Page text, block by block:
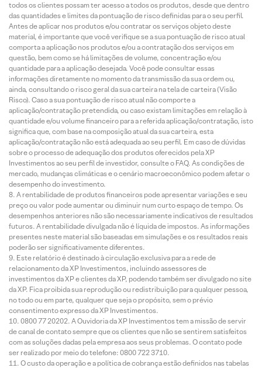
todos os clientes possam ter acesso a todos os produtos, desde que dentro
das quantidades e limites da pontuação de risco definidas para o seu perfil.
Antes de aplicar nos produtos e/ou contratar os serviços objeto deste
material, é importante que você verifique se a sua pontuação de risco atual
comporta a aplicação nos produtos e/ou a contratação dos serviços em
questão, bem como se há limitações de volume, concentração e/ou
quantidade para a aplicação desejada. Você pode consultar essas
informações diretamente no momento da transmissão da sua ordem ou,
ainda, consultando o risco geral da sua carteira na tela de carteira (Visão
Risco). Caso a sua pontuação de risco atual não comporte a
aplicação/contratação pretendida, ou caso existam limitações em relação à
quantidade e/ou volume financeiro para a referida aplicação/contratação, isto
significa que, com base na composição atual da sua carteira, esta
aplicação/contratação não está adequada ao seu perfil. Em caso de dúvidas
sobre o processo de adequação dos produtos oferecidos pela XP
Investimentos ao seu perfil de investidor, consulte o FAQ. As condições de
mercado, mudanças climáticas e o cenário macroeconômico podem afetar o
desempenho do investimento.
A rentabilidade de produtos financeiros pode apresentar variações e seu
preço ou valor pode aumentar ou diminuir num curto espaço de tempo. Os
desempenhos anteriores não são necessariamente indicativos de resultados
futuros. A rentabilidade divulgada não é líquida de impostos. As informações
presentes neste material são baseadas em simulações e os resultados reais
poderão ser significativamente diferentes.
Este relatório é destinado à circulação exclusiva para a rede de
relacionamento da XP Investimentos, incluindo assessores de
investimentos da XP e clientes da XP, podendo também ser divulgado no site
da XP. Fica proibida sua reprodução ou redistribuição para qualquer pessoa,
no todo ou em parte, qualquer que seja o propósito, sem o prévio
consentimento expresso da XP Investimentos.
0800 77 20202. A Ouvidoria da XP Investimentos tem a missão de servir
de canal de contato sempre que os clientes que não se sentirem satisfeitos
com as soluções dadas pela empresa aos seus problemas. O contato pode
ser realizado por meio do telefone: 0800 722 3710.
O custo da operação e a política de cobrança estão definidos nas tabelas